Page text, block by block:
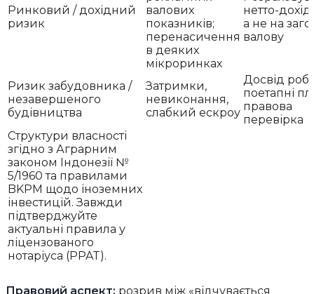
Ринковий / дохідний
ризик
валових
показників;
перенасичення
в деяких
мікроринках
нетто-
а не на
валову
Ризик забудовника /
незавершеного
будівництва
Затримки,
невиконання,
слабкий ескроу
Досвід
поетапні
правова
перевірка
Структури власності
згідно з Аграрним
законом Індонезії №
5/1960 та правилами
BKPM щодо іноземних
інвестицій. Завжди
підтверджуйте
актуальні правила у
ліцензованого
нотаріуса (PPAT).
Правовий аспект: розрив між «відчувається